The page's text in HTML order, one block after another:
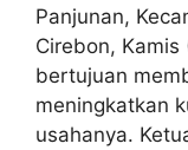
Panjunan,
Cirebon,
bertujuan
meningkatkan
usahanya.